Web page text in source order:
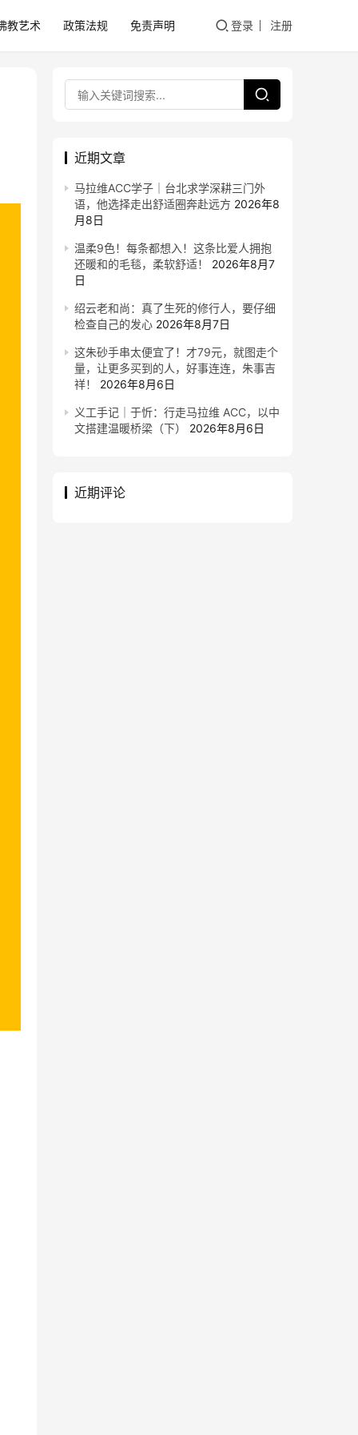
教艺术 政策法规 免责声明 登录 注册
近期文章
马拉维ACC学子｜台北求学深耕三门外
语，他选择走出舒适圈奔赴远方 2026年8
月8日
温柔9色！每条都想入！这条比爱人拥抱
还暖和的毛毯，柔软舒适！
2026年8月7
日
绍云老和尚：真了生死的修行人，要仔细
检查自己的发心 2026年8月7日
这朱砂手串太便宜了！才79元，就图走个
量，让更多买到的人，好事连连，朱事吉
祥！
2026年8月6日
义工手记｜于忻：行走马拉维 ACC，以中
文搭建温暖桥梁（下）
2026年8月6日
近期评论